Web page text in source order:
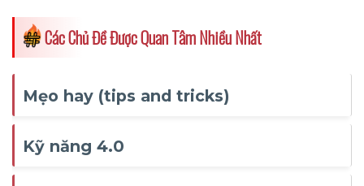
Các Chủ Đề Được Quan Tâm Nhiều Nhất
Mẹo hay (tips and tricks)
Kỹ năng 4.0